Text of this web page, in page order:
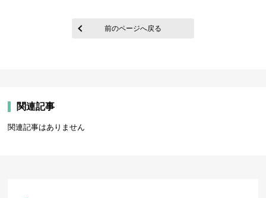
前のページへ戻る
関連記事
関連記事はありません